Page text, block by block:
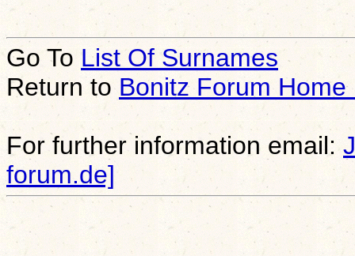
Go To List Of Surnames
Return toBonitz Forum Home
For further information email:
forum.de]